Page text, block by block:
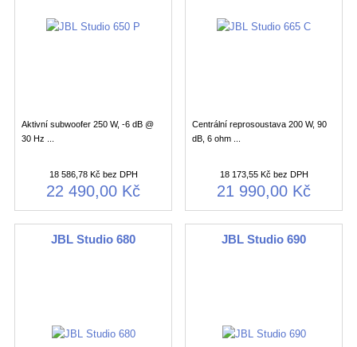
Aktivní subwoofer 250 W, -6 dB @
30 Hz ...
18 586,78 Kč bez DPH
22 490,00 Kč
Centrální reprosoustava 200 W, 90
dB, 6 ohm ...
18 173,55 Kč bez DPH
21 990,00 Kč
JBL Studio 680 JBL Studio 690